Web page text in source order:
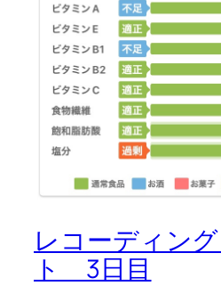
レコーディン
ト 3日目